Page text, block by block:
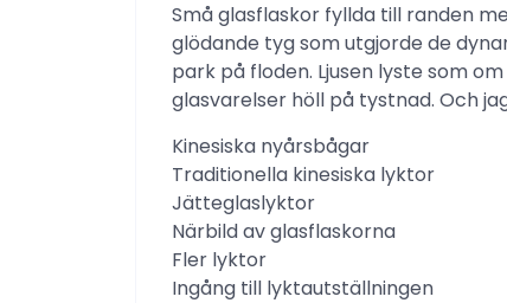
Små glasflaskor fyllda till randen
glödande tyg som utgjorde de
park på floden. Ljusen lyste som
glasvarelser höll på tystnad. Och
Kinesiska nyårsbågar
Traditionella kinesiska lyktor
Jätteglaslyktor
Närbild av glasflaskorna
Fler lyktor
Ingång till lyktautställningen